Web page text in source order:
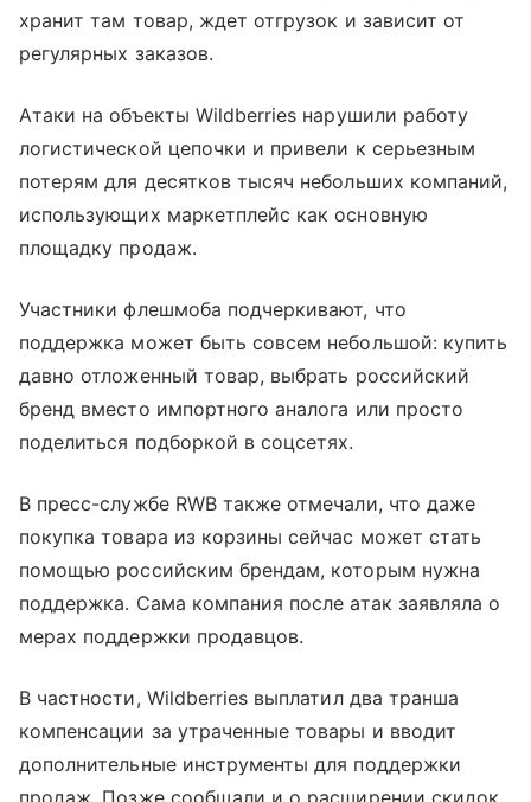
хранит там товар, ждет отгрузок и зависит от
регулярных заказов.
Атаки на объекты Wildberries нарушили работу
логистической цепочки и привели к серьезным
потерям для десятков тысяч небольших компаний,
использующих маркетплейс как основную
площадку продаж.
Участники флешмоба подчеркивают, что
поддержка может быть совсем небольшой: купить
давно отложенный товар, выбрать российский
бренд вместо импортного аналога или просто
поделиться подборкой в соцсетях.
В пресс-службе RWB также отмечали, что даже
покупка товара из корзины сейчас может стать
помощью российским брендам, которым нужна
поддержка. Сама компания после атак заявляла о
мерах поддержки продавцов.
В частности, Wildberries выплатил два транша
компенсации за утраченные товары и вводит
дополнительные инструменты для поддержки
продаж. Позже сообщали и о расширении скидок